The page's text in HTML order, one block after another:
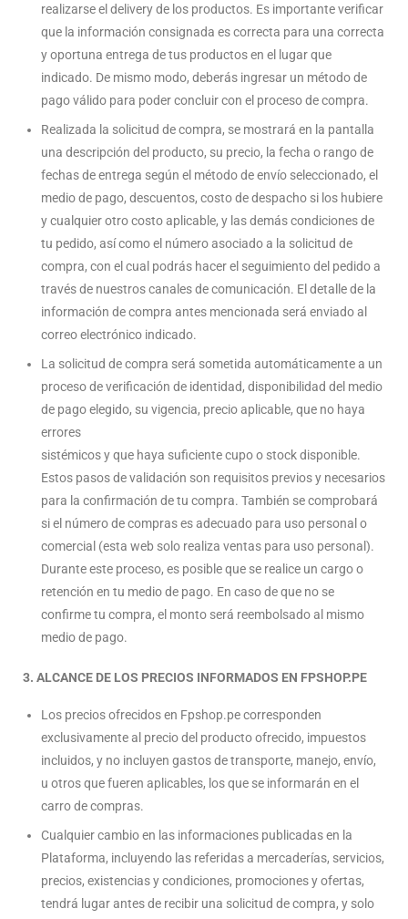
realizarse el delivery de los productos. Es importante verificar
que la información consignada es correcta para una correcta
y oportuna entrega de tus productos en el lugar que
indicado. De mismo modo, deberás ingresar un método de
pago válido para poder concluir con el proceso de compra.
Realizada la solicitud de compra, se mostrará en la pantalla
una descripción del producto, su precio, la fecha o rango de
fechas de entrega según el método de envío seleccionado, el
medio de pago, descuentos, costo de despacho si los hubiere
y cualquier otro costo aplicable, y las demás condiciones de
tu pedido, así como el número asociado a la solicitud de
compra, con el cual podrás hacer el seguimiento del pedido a
través de nuestros canales de comunicación. El detalle de la
información de compra antes mencionada será enviado al
correo electrónico indicado.
La solicitud de compra será sometida automáticamente a un
proceso de verificación de identidad, disponibilidad del medio
de pago elegido, su vigencia, precio aplicable, que no haya
errores
sistémicos y que haya suficiente cupo o stock disponible.
Estos pasos de validación son requisitos previos y necesarios
para la confirmación de tu compra. También se comprobará
si el número de compras es adecuado para uso personal o
comercial (esta web solo realiza ventas para uso personal).
Durante este proceso, es posible que se realice un cargo o
retención en tu medio de pago. En caso de que no se
confirme tu compra, el monto será reembolsado al mismo
medio de pago.
3. ALCANCE DE LOS PRECIOS INFORMADOS EN FPSHOP.PE
Los precios ofrecidos en Fpshop.pe corresponden
exclusivamente al precio del producto ofrecido, impuestos
incluidos, y no incluyen gastos de transporte, manejo, envío,
u otros que fueren aplicables, los que se informarán en el
carro de compras.
Cualquier cambio en las informaciones publicadas en la
Plataforma, incluyendo las referidas a mercaderías, servicios,
precios, existencias y condiciones, promociones y ofertas,
tendrá lugar antes de recibir una solicitud de compra, y solo